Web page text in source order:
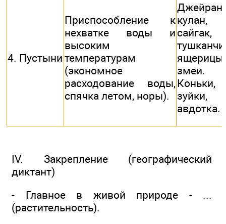
4. Пустыни
Приспособление к
нехватке воды и
высоким
температурам
(экономное
расходование воды,
спячка летом, норы).
Джейран,
кулан,
сайгак,
змеи.
Коньки,
зуйки,
авдотка.
IV. Закрепление (географический
диктант)
- Главное в живой природе - ...
(растительность).